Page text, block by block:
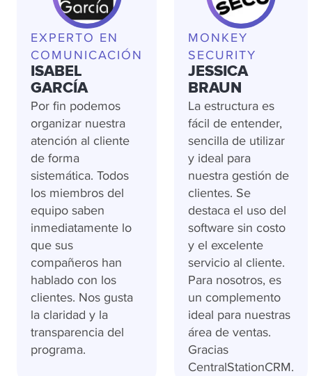
EXPERTO EN
COMUNICACIÓN
ISABEL
GARCÍA
Por fin podemos
organizar nuestra
atención al cliente
de forma
sistemática. Todos
los miembros del
equipo saben
inmediatamente lo
que sus
compañeros han
hablado con los
clientes. Nos gusta
la claridad y la
transparencia del
programa.
MONKEY
SECURITY
JESSICA
BRAUN
La estructura es
fácil de entender,
sencilla de utilizar
y ideal para
nuestra gestión de
clientes. Se
destaca el uso del
software sin costo
y el excelente
servicio al cliente.
Para nosotros, es
un complemento
ideal para nuestras
área de ventas.
Gracias
CentralStationCRM.